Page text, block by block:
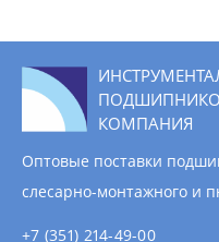
КОМПАНИЯ
Оптовые поставки
слесарно-монтажного и
+7 (351) 214-49-00